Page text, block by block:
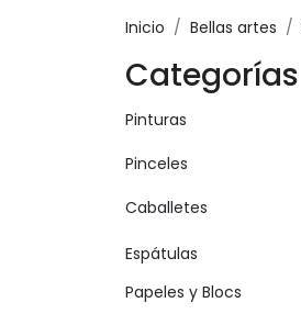
Inicio / Bellas artes /
Categorías
Pinturas
Pinceles
Caballetes
Espátulas
Papeles y Blocs